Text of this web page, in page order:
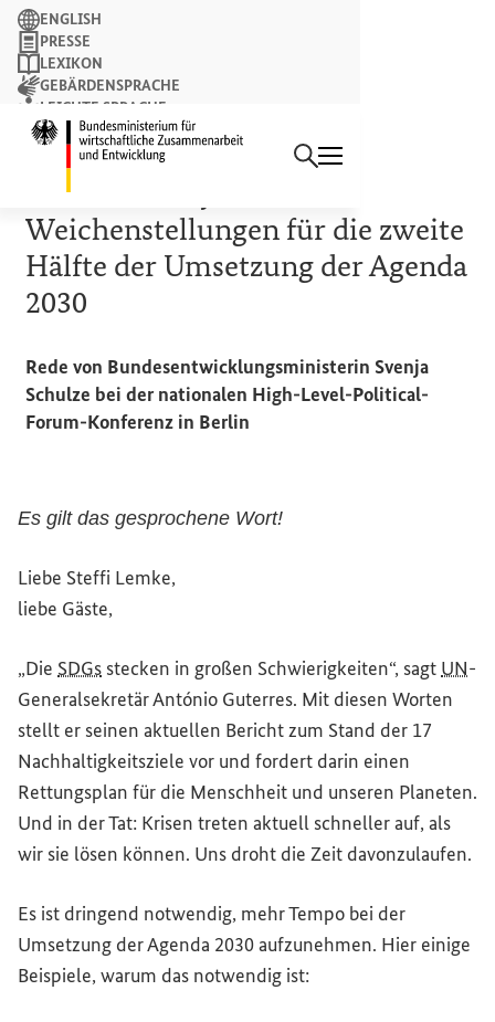
Suchbegriff
Suchen
ENGLISH
PRESSE
LEXIKON
GEBÄRDENSPRACHE
LEICHTE SPRACHE
NEWSLETTER
9. MAI 2023
Das Schlüsseljahr 2023 –
Weichenstellungen für die zweite
Hälfte der Umsetzung der Agenda
2030
Rede von Bundesentwicklungsministerin Svenja
Schulze bei der nationalen High-Level-Political-
Forum-Konferenz in Berlin
Es gilt das gesprochene Wort!
Liebe Steffi Lemke,
liebe Gäste,
„Die SDGs stecken in großen Schwierigkeiten“, sagt UN-
Generalsekretär António Guterres. Mit diesen Worten
stellt er seinen aktuellen Bericht zum Stand der 17
Nachhaltigkeitsziele vor und fordert darin einen
Rettungsplan für die Menschheit und unseren Planeten.
Und in der Tat: Krisen treten aktuell schneller auf, als
wir sie lösen können. Uns droht die Zeit davonzulaufen.
Es ist dringend notwendig, mehr Tempo bei der
Umsetzung der Agenda 2030 aufzunehmen. Hier einige
Beispiele, warum das notwendig ist: